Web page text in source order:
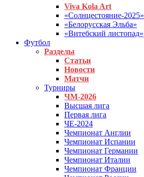
Viva Kola Art
«Солнцестояние-2025»
«Белорусская Эльба»
«Витебский листопад»
Футбол
Разделы
Статьи
Новости
Матчи
Турниры
ЧМ-2026
Высшая лига
Первая лига
ЧЕ-2024
Чемпионат Англии
Чемпионат Испании
Чемпионат Германии
Чемпионат Италии
Чемпионат Франции